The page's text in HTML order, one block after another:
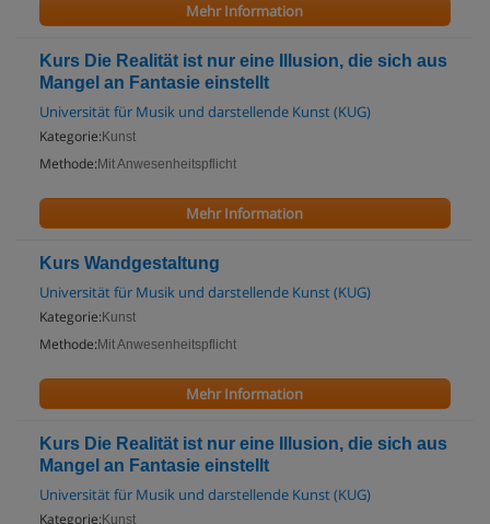
Mehr Information
Kurs Die Realität ist nur eine Illusion, die sich aus
Mangel an Fantasie einstellt
Universität für Musik und darstellende Kunst (KUG)
Kategorie: Kunst
Methode: Mit Anwesenheitspflicht
Mehr Information
Kurs Wandgestaltung
Universität für Musik und darstellende Kunst (KUG)
Kategorie: Kunst
Methode: Mit Anwesenheitspflicht
Mehr Information
Kurs Die Realität ist nur eine Illusion, die sich aus
Mangel an Fantasie einstellt
Universität für Musik und darstellende Kunst (KUG)
Kategorie: Kunst